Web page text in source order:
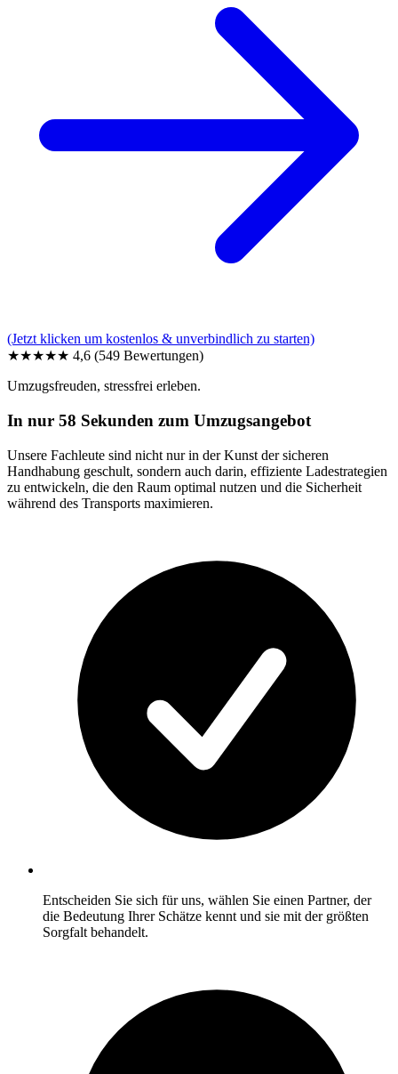
(Jetzt klicken um kostenlos & unverbindlich zu starten)
★★★★★ 4,6 (549 Bewertungen)
Umzugsfreuden, stressfrei erleben.
In nur 58 Sekunden zum Umzugsangebot
Unsere Fachleute sind nicht nur in der Kunst der sicheren
Handhabung geschult, sondern auch darin, effiziente Ladestrategien
zu entwickeln, die den Raum optimal nutzen und die Sicherheit
während des Transports maximieren.
Entscheiden Sie sich für uns, wählen Sie einen Partner, der
die Bedeutung Ihrer Schätze kennt und sie mit der größten
Sorgfalt behandelt.